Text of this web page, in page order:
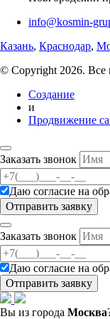
info@kosmin-
Казань, Краснодар,
© Copyright 2026. Все
Создание
и
Продвижение
Заказать звонок
Даю согласие на
Заказать звонок
Даю согласие на
Вы из города Москва